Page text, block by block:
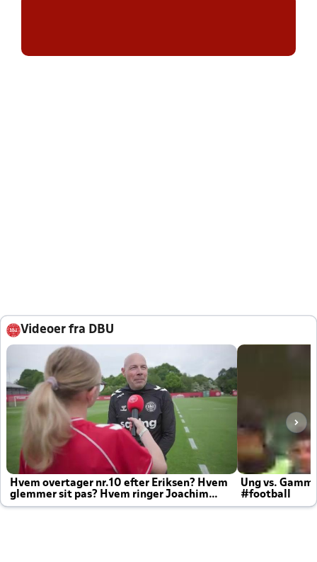
Videoer fra DBU
Hvem overtager nr.10 efter Eriksen? Hvem
glemmer sit pas? Hvem ringer Joachim
altid til efter kampe?
Ung vs.
#football